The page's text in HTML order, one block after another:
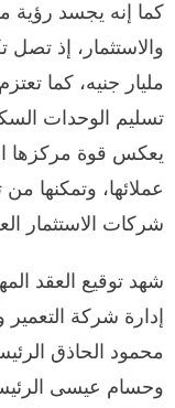
كما إنه يجسد رؤية
يعكس قوة مركزها
عملائها، وتمكنها
شركات الاستثمار
شهد توقيع العقد
محمود الحاذق
وحسام عيسى الرئيس